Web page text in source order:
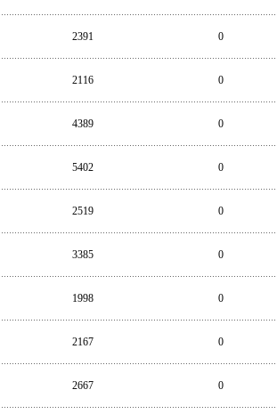
2391 0
2116 0
4389 0
5402 0
2519 0
3385 0
1998 0
2167 0
2667 0